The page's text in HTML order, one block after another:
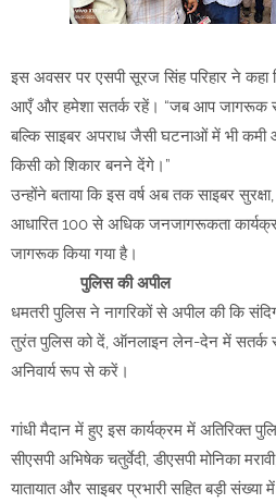
इस अवसर पर एसपी सूरज सिंह परिहार ने
आएँ और हमेशा सतर्क रहें। “जब आप जागरूक
बल्कि साइबर अपराध जैसी घटनाओं में भी कमी
किसी को शिकार बनने देंगे।”
उन्होंने बताया कि इस वर्ष अब तक साइबर
आधारित 100 से अधिक जनजागरूकता
जागरूक किया गया है।
पुलिस की अपील
धमतरी पुलिस ने नागरिकों से अपील की कि
तुरंत पुलिस को दें, ऑनलाइन लेन-देन में सतर्क
अनिवार्य रूप से करें।
गांधी मैदान में हुए इस कार्यक्रम में अतिरिक्त
सीएसपी अभिषेक चतुर्वेदी, डीएसपी मोनिका
यातायात और साइबर प्रभारी सहित बड़ी संख्या